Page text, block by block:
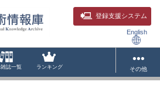
登録支援システム
English
誌一覧 ランキング その他